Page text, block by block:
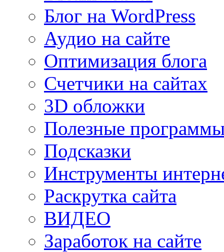
Блог на WordPress
Аудио на сайте
Оптимизация блога
Счетчики на сайтах
3D обложки
Полезные
Подсказки
Инструменты
Раскрутка сайта
ВИДЕО
Заработок на сайте